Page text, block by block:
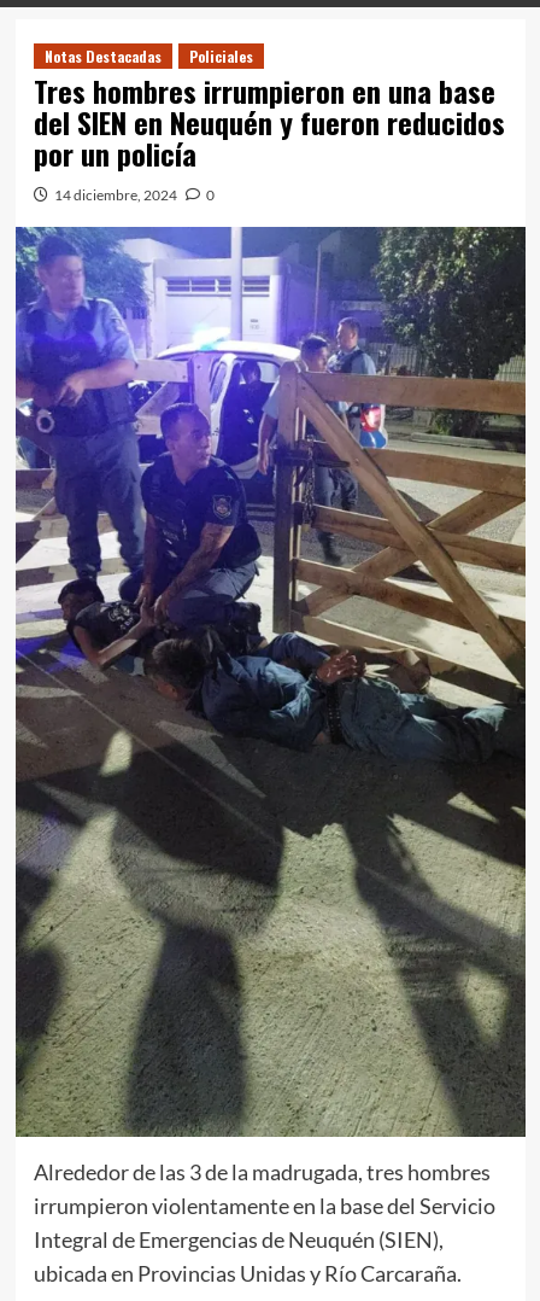
Notas Destacadas Policiales
Tres hombres irrumpieron en una base
del SIEN en Neuquén y fueron reducidos
por un policía
14 diciembre, 2024 0
Alrededor de las 3 de la madrugada, tres hombres
irrumpieron violentamente en la base del Servicio
Integral de Emergencias de Neuquén (SIEN),
ubicada en Provincias Unidas y Río Carcaraña.